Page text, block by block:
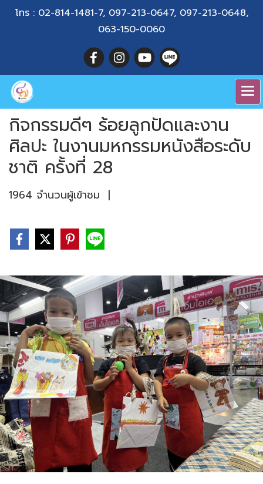
โทร : 02-814-1481-7, 097-213-0647, 097-213-0648,
063-150-0060
กิจกรรมดีๆ ร้อยลูกปัดและงาน
ศิลปะ ในงานมหกรรมหนังสือระดับ
ชาติ ครั้งที่ 28
1964 จำนวนผู้เข้าชม |